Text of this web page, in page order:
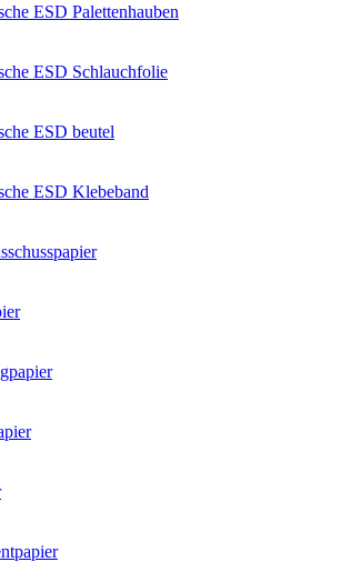
ESD Palettenhauben
ESD Schlauchfolie
ESD beutel
ESD Klebeband